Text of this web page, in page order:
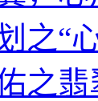
之“
之